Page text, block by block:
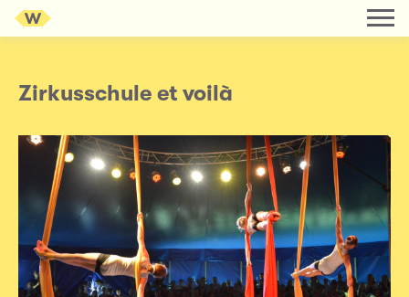
Zirkusschule et voilà